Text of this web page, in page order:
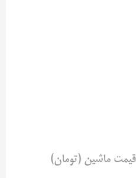
قیمت ماشین (تومان)